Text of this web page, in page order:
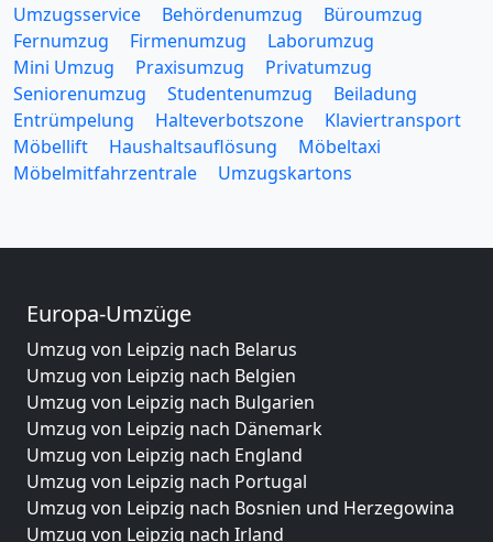
Umzugsservice Behördenumzug
Büroumzug
Fernumzug
Firmenumzug
Laborumzug
Mini Umzug
Praxisumzug
Privatumzug
Seniorenumzug
Studentenumzug
Beiladung
Entrümpelung
Halteverbotszone
Klaviertransport
Möbellift
Haushaltsauflösung
Möbeltaxi
Möbelmitfahrzentrale
Umzugskartons
Europa-Umzüge
Umzug von Leipzig nach Belarus
Umzug von Leipzig nach Belgien
Umzug von Leipzig nach Bulgarien
Umzug von Leipzig nach Dänemark
Umzug von Leipzig nach England
Umzug von Leipzig nach Portugal
Umzug von Leipzig nach Bosnien und Herzegowina
Umzug von Leipzig nach Irland